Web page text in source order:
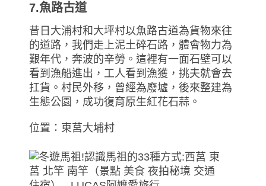
7.魚路古道
昔日大浦村和大坪村以魚路古道為貨物來往
的道路，我們走上泥土碎石路，體會物力為
艱年代，奔波的辛勞。這裡有一面石壁可以
看到漁船進出，工人看到漁獲，挑夫就會去
扛貨。村民外移，曾經為廢墟，後來整建為
生態公園，成功復育原生紅花石蒜。
位置：東莒大埔村